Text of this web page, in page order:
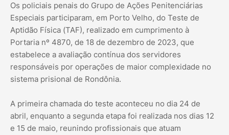
Os policiais penais do Grupo de Ações Penitenciárias
Especiais participaram, em Porto Velho, do Teste de
Aptidão Física (TAF), realizado em cumprimento à
Portaria nº 4870, de 18 de dezembro de 2023, que
estabelece a avaliação contínua dos servidores
responsáveis por operações de maior complexidade no
sistema prisional de Rondônia.
A primeira chamada do teste aconteceu no dia 24 de
abril, enquanto a segunda etapa foi realizada nos dias 12
e 15 de maio, reunindo profissionais que atuam